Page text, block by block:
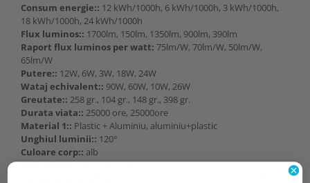
Consum energie:: 12 kWh/1000h, 6 kWh/1000h, 3 kWh/1000h,
18 kWh/1000h, 24 kWh/1000h
Flux luminos:: 1700lm, 150lm, 1350lm, 900lm, 390lm
Raport flux luminos per watt: 75lm/W, 70lm/W, 50lm/W,
65lm/W
Putere:: 12W, 6W, 3W, 18W, 24W
Wataj echivalent:: 90W, 60W, 10W, 26W
Greutate:: 258 gr., 104 gr., 148 gr., 398 gr.
Durata viata:: 25000 ore, 25000ore
Material 1:: Plastic + Aluminiu, aluminiu+plastic
Unghiul luminii:: 120°
Culoare corp:: alb
Cod culoare::860, 845, 826